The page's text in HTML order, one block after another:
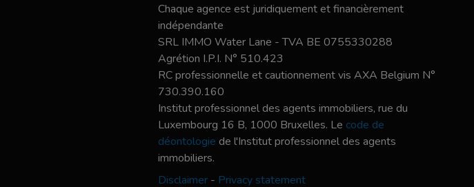
Chaque agence est juridiquement et financièrement
indépendante
SRL IMMO Water Lane - TVA BE 0755330288
Agrétion I.P.I. N° 510.423
RC professionnelle et cautionnement vis AXA Belgium N°
730.390.160
Institut professionnel des agents immobiliers, rue du
Luxembourg 16 B, 1000 Bruxelles. Le code de
déontologie de l'Institut professionnel des agents
immobiliers.
Disclaimer - Privacy statement